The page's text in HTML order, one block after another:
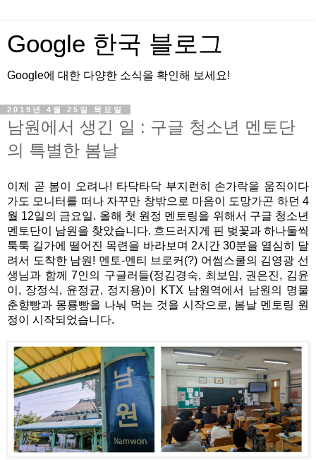
Google 한국 블로그
Google에 대한 다양한 소식을 확인해 보세요!
2019년 4월 25일 목요일
남원에서 생긴 일 : 구글 청소년 멘토단
의 특별한 봄날
이제 곧 봄이 오려나! 타닥타닥 부지런히 손가락을 움직이다
가도 모니터를 떠나 자꾸만 창밖으로 마음이 도망가곤 하던 4
월 12일의 금요일. 올해 첫 원정 멘토링을 위해서 구글 청소년
멘토단이 남원을 찾았습니다. 흐드러지게 핀 벚꽃과 하나둘씩
툭툭 길가에 떨어진 목련을 바라보며 2시간 30분을 열심히 달
려서 도착한 남원! 멘토-멘티 브로커(?) 어썸스쿨의 김영광 선
생님과 함께 7인의 구글러들(정김경숙, 최보임, 권은진, 김윤
이, 장정식, 윤정균, 정지용)이 KTX 남원역에서 남원의 명물
춘향빵과 몽룡빵을 나눠 먹는 것을 시작으로, 봄날 멘토링 원
정이 시작되었습니다.